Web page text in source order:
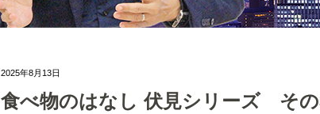
2025年8月13日
食べ物のはなし 伏見シリーズ そ